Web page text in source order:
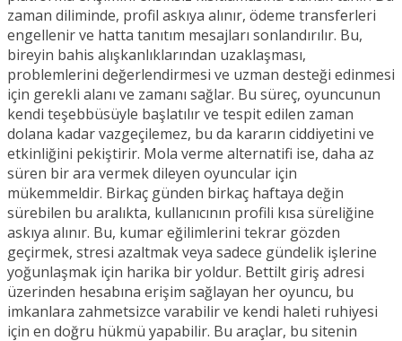
zaman diliminde, profil askıya alınır, ödeme transferleri
engellenir ve hatta tanıtım mesajları sonlandırılır. Bu,
bireyin bahis alışkanlıklarından uzaklaşması,
problemlerini değerlendirmesi ve uzman desteği edinmesi
için gerekli alanı ve zamanı sağlar. Bu süreç, oyuncunun
kendi teşebbüsüyle başlatılır ve tespit edilen zaman
dolana kadar vazgeçilemez, bu da kararın ciddiyetini ve
etkinliğini pekiştirir. Mola verme alternatifi ise, daha az
süren bir ara vermek dileyen oyuncular için
mükemmeldir. Birkaç günden birkaç haftaya değin
sürebilen bu aralıkta, kullanıcının profili kısa süreliğine
askıya alınır. Bu, kumar eğilimlerini tekrar gözden
geçirmek, stresi azaltmak veya sadece gündelik işlerine
yoğunlaşmak için harika bir yoldur. Bettilt giriş adresi
üzerinden hesabına erişim sağlayan her oyuncu, bu
imkanlara zahmetsizce varabilir ve kendi haleti ruhiyesi
için en doğru hükmü yapabilir. Bu araçlar, bu sitenin